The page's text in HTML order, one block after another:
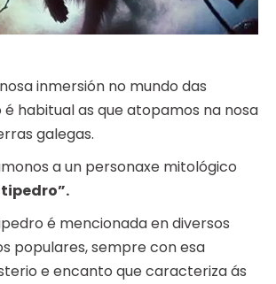
inmersión no mundo das
é habitual as que atopamos na nosa
galegas.
a un personaxe mitológico
é mencionada en diversos
populares, sempre con esa
e encanto que caracteriza ás